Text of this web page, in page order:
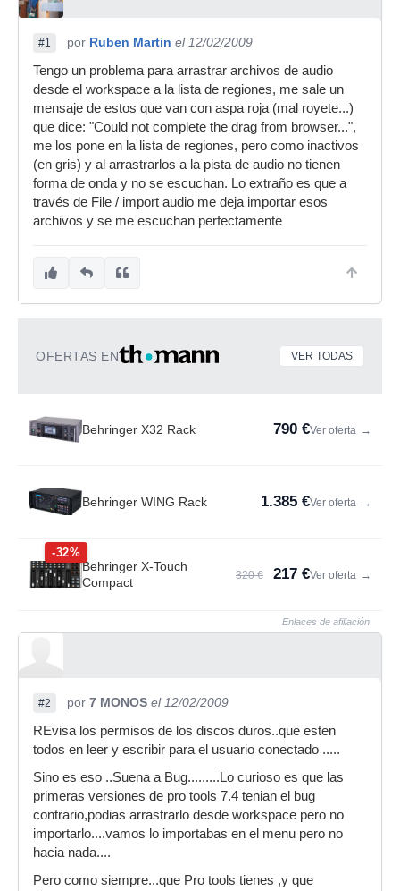
#1 por Ruben Martin el 12/02/2009
Tengo un problema para arrastrar archivos de audio
desde el workspace a la lista de regiones, me sale un
mensaje de estos que van con aspa roja (mal royete...)
que dice: "Could not complete the drag from browser...",
me los pone en la lista de regiones, pero como inactivos
(en gris) y al arrastrarlos a la pista de audio no tienen
forma de onda y no se escuchan. Lo extraño es que a
través de File / import audio me deja importar esos
archivos y se me escuchan perfectamente
OFERTAS EN VER TODAS
Behringer X32 Rack 790 €Ver oferta →
Behringer WING Rack 1.385 €Ver oferta →
-32%
Behringer X-Touch
Compact
320 € 217 €Ver oferta →
Enlaces de afiliación
#2 por 7 MONOS el 12/02/2009
REvisa los permisos de los discos duros..que esten
todos en leer y escribir para el usuario conectado .....
Sino es eso ..Suena a Bug.........Lo curioso es que las
primeras versiones de pro tools 7.4 tenian el bug
contrario,podias arrastrarlo desde workspace pero no
importarlo....vamos lo importabas en el menu pero no
hacia nada....
Pero como siempre...que Pro tools tienes ,y que